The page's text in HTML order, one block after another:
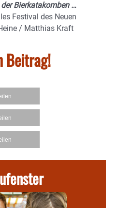
Bierkatakomben …
Festival des Neuen
/ Matthias Kraft
Beitrag!